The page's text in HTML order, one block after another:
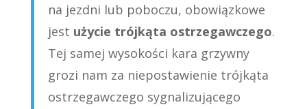
na jezdni lub poboczu, obowiązkowe
jest użycie trójkąta ostrzegawczego.
Tej samej wysokości kara grzywny
grozi nam za niepostawienie trójkąta
ostrzegawczego sygnalizującego